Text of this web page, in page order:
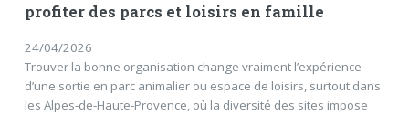
profiter des parcs et loisirs en famille
24/04/2026
Trouver la bonne organisation change vraiment l’expérience
d’une sortie en parc animalier ou espace de loisirs, surtout dans
les Alpes-de-Haute-Provence, où la diversité des sites impose